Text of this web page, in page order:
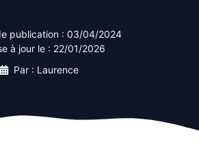
publication : 03/04/2024
à jour le : 22/01/2026
Par : Laurence